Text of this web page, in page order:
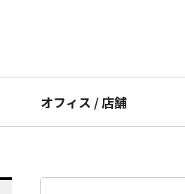
オフィス /店舗